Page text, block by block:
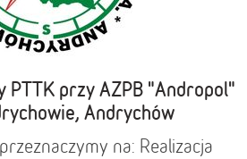
PTTK przy AZPB "Andropol"
Andrychów
na: Realizacja